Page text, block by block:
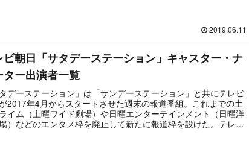
片瀬那奈、番組進行を務めるテレビ朝日の女子アナである。この
をまとめた。
2019.06.11
ビ朝日「サタデーステーション」キャスター・ナ
ター出演者一覧
タデーステーション」は「サンデーステーション」と共にテレビ
2017年4月からスタートさせた週末の報道番組。これまでの土
イム（土曜ワイド劇場）や日曜エンターテインメント（日曜洋
）などのエンタメ枠を廃止して新たに報道枠を設けた。テレビ